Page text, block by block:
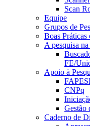
Scan
Equipe
Grupos de
Boas Práticas
A pesquisa
FE/
Apoio à
CNPq
Gestão
Caderno de